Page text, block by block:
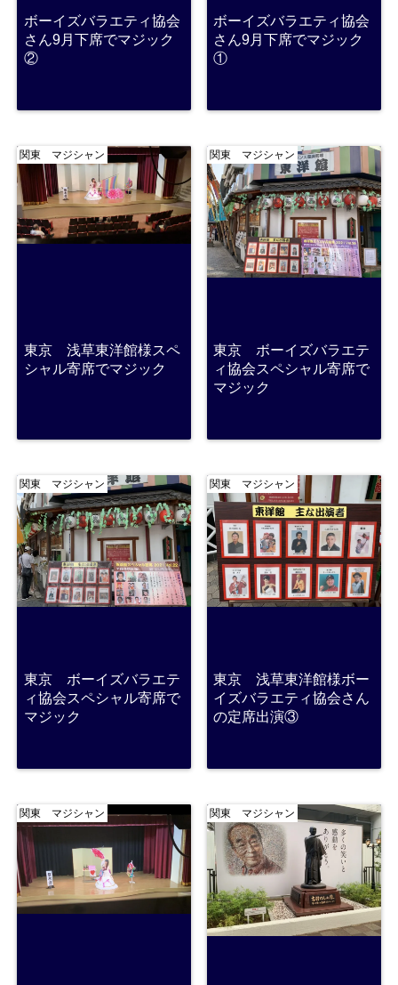
ボーイズバラエティ協会
さん9月下席でマジック
②
ボーイズバラエティ協会
さん9月下席でマジック
①
関東 マジシャン
東京 浅草東洋館様スペ
シャル寄席でマジック
関東 マジシャン
東京 ボーイズバラエテ
ィ協会スペシャル寄席で
マジック
関東 マジシャン
東京 ボーイズバラエテ
ィ協会スペシャル寄席で
マジック
関東 マジシャン
東京 浅草東洋館様ボー
イズバラエティ協会さん
の定席出演③
関東 マジシャン 関東 マジシャン